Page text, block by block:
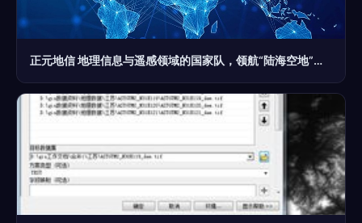
正元地信 地理信息与遥感领域的国家队，领航“陆海空地”时空大数据新时代